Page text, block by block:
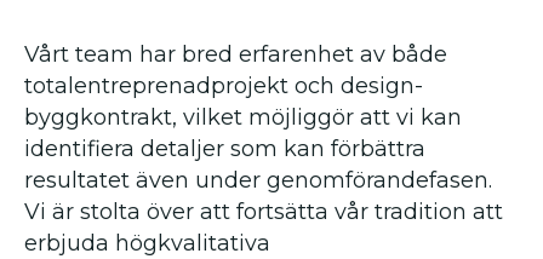
Vårt team har bred erfarenhet av både
totalentreprenadprojekt och design-
byggkontrakt, vilket möjliggör att vi kan
identifiera detaljer som kan förbättra
resultatet även under genomförandefasen.
Vi är stolta över att fortsätta vår tradition att
erbjuda högkvalitativa